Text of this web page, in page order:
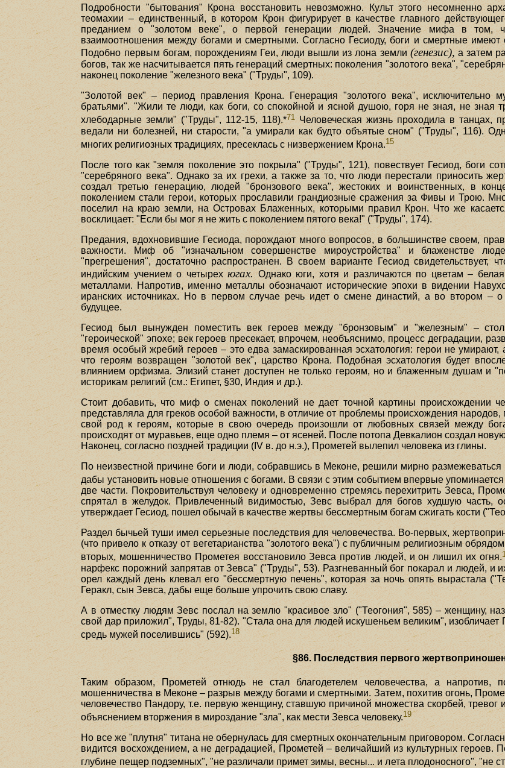
Подробности "бытования" Крона восстановить невозможно. Культ этого несомненно
теомахии – единственный, в котором Крон фигурирует в качестве главного
преданием о "золотом веке", о первой генерации людей. Значение мифа в том,
взаимоотношения между богами и смертными. Согласно Гесиоду, боги и смертные
Подобно первым богам, порождениям Геи, люди вышли из лона земли (генезис),а затем
богов, так же насчитывается пять генераций смертных: поколения "золотого века",
наконец поколение "железного века" ("Труды", 109).
"Золотой век" – период правления Крона. Генерация "золотого века", исключительно
братьями". "Жили те люди, как боги, со спокойной и ясной душою, горя не зная, не зная
хлебодарные земли" ("Труды", 112-15, 118).*71
Человеческая жизнь проходила в танцах,
ведали ни болезней, ни старости, "а умирали как будто объятые сном" ("Труды", 116).
многих религиозных традициях, пресеклась с низвержением Крона.15
После того как "земля поколение это покрыла" ("Труды", 121), повествует Гесиод, боги
"серебряного века". Однако за их грехи, а также за то, что люди перестали приносить
создал третью генерацию, людей "бронзового века", жестоких и воинственных, в
поколением стали герои, которых прославили грандиозные сражения за Фивы и Трою.
поселил на краю земли, на Островах Блаженных, которыми правил Крон. Что же
восклицает: "Если бы мог я не жить с поколением пятого века!" ("Труды", 174).
Предания, вдохновившие Гесиода, порождают много вопросов, в большинстве своем,
важности. Миф об "изначальном совершенстве мироустройства" и блаженстве
"прегрешения", достаточно распространен. В своем варианте Гесиод свидетельствует,
индийским учением о четырехюгах.Однако юги, хотя и различаются по цветам –
металлами. Напротив, именно металлы обозначают исторические эпохи в видении
иранских источниках. Но в первом случае речь идет о смене династий, а во втором –
будущее.
Гесиод был вынужден поместить век героев между "бронзовым" и "железным" –
"героической" эпохе; век героев пресекает, впрочем, необъяснимо, процесс деградации,
время особый жребий героев – это едва замаскированная эсхатология: герои не
что героям возвращен "золотой век", царство Крона. Подобная эсхатология будет
влиянием орфизма. Элизий станет доступен не только героям, но и блаженным душам и
историкам религий (см.: Египет, §30, Индия и др.).
Стоит добавить, что миф о сменах поколений не дает точной картины происхождении
представляла для греков особой важности, в отличие от проблемы происхождения
свой род к героям, которые в свою очередь произошли от любовных связей между
происходят от муравьев, еще одно племя – от ясеней. После потопа Девкалион создал
Наконец, согласно поздней традиции (IV в. до н.э.), Прометей вылепил человека из глины.
По неизвестной причине боги и люди, собравшись в Меконе, решили мирно
дабы установить новые отношения с богами. В связи с этим событием впервые
две части. Покровительствуя человеку и одновременно стремясь перехитрить Зевса,
спрятал в желудок. Привлеченный видимостью, Зевс выбрал для богов худшую часть,
утверждает Гесиод, пошел обычай в качестве жертвы бессмертным богам сжигать кости
Раздел бычьей туши имел серьезные последствия для человечества. Во-первых,
(что привело к отказу от вегетарианства "золотого века") с публичным религиозным
вторых, мошенничество Прометея восстановило Зевса против людей, и он лишил их огня.
нарфекс порожний запрятав от Зевса" ("Труды", 53). Разгневанный бог покарал и людей, и
орел каждый день клевал его "бессмертную печень", которая за ночь опять вырастала
Геракл, сын Зевса, дабы еще больше упрочить свою славу.
А в отместку людям Зевс послал на землю "красивое зло" ("Теогония", 585) – женщину,
свой дар приложил", Труды, 81-82). "Стала она для людей искушеньем великим",
средь мужей поселившись" (592).18
§86. Последствия первого
Таким образом, Прометей отнюдь не стал благодетелем человечества, а
мошенничества в Меконе – разрыв между богами и смертными. Затем, похитив огонь,
человечество Пандору, т.е. первую женщину, ставшую причиной множества скорбей,
объяснением вторжения в мироздание "зла", как мести Зевса человеку.19
Но все же "плутня" титана не обернулась для смертных окончательным приговором.
видится восхождением, а не деградацией, Прометей – величайший из культурных
глубине пещер подземных", "не различали примет зимы, весны... и лета плодоносного", "не